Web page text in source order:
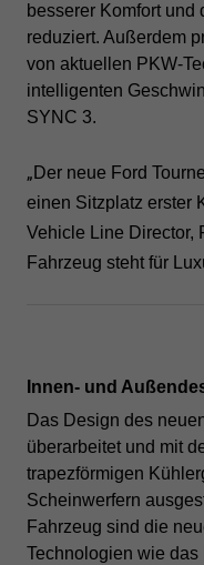
besserer Komfort und
reduziert. Außerdem
von aktuellen PKW-
intelligenten
SYNC 3.
„ Der neue Ford
einen Sitzplatz erster
Vehicle Line Director,
Fahrzeug steht für
nnen- und
Das Design des
überarbeitet und mit
trapezförmigen
Scheinwerfern
Fahrzeug sind die
Technologien wie